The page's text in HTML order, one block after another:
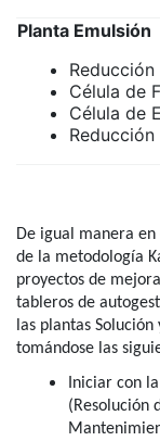
Planta Emulsión
Célula de
Célula de
De igual manera
de la metodología
proyectos de
tableros de
las plantas
tomándose las
Iniciar con
(Resolución